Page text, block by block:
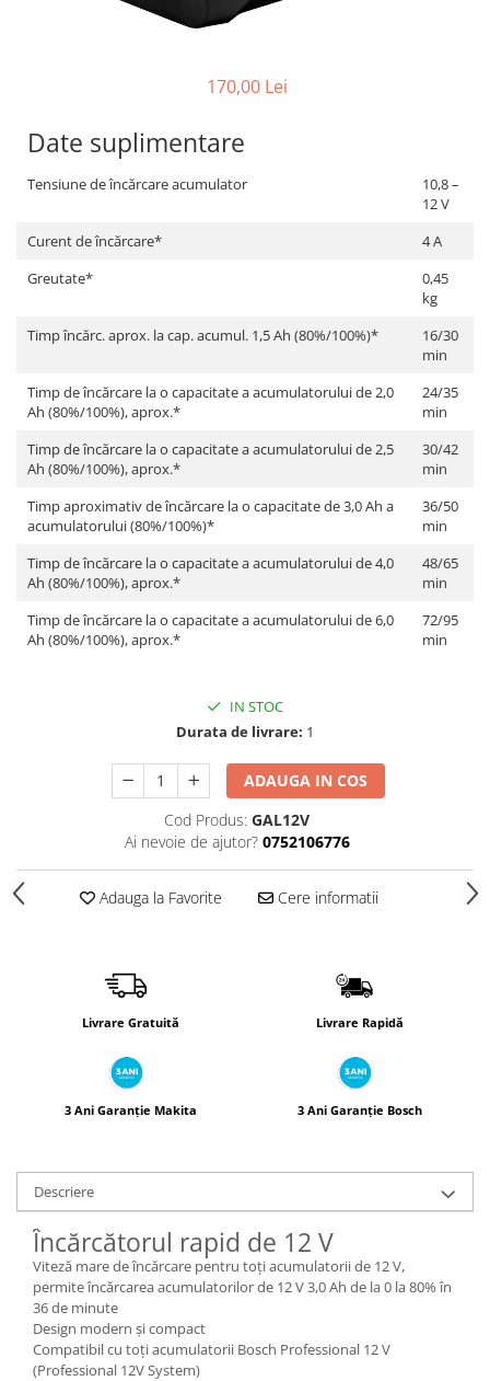
Mașini de Găurit și Înșurubat
Mașini de Înșurubat cu Impact
Mașini Înșurubat pentru Gips
Pulverizatoare
Suflante
Vibratoare Beton
Încărcătoare
Mașini de Frezat Nuturi
Mașini de Polișat
Mașini de Tuns Gard Viu
Mașini de Înșurubat cu Impuls
Mașini de Înșurubat pentru Gips
Multicutter
Polizoare de Banc
Polizoare Drepte
Polizoare Unghiulare
Suflante
Tăiere cu Ferăstraie Sabie
Tăiere, Degroşare şi Periere
Diamant
uleiuri
Valize de Protecție
Șlefuire și Lustruire
Suflante de Grădină
170,00 Lei
Date suplimentare
Tensiune de încărcare acumulator
10,8 –
12 V
Curent de încărcare*
4 A
Greutate*
0,45
kg
Timp încărc. aprox. la cap. acumul. 1,5 Ah (80%/100%)*
16/30
min
Timp de încărcare la o capacitate a acumulatorului de 2,0
Ah (80%/100%), aprox.*
24/35
min
Timp de încărcare la o capacitate a acumulatorului de 2,5
Ah (80%/100%), aprox.*
30/42
min
Timp aproximativ de încărcare la o capacitate de 3,0 Ah a
acumulatorului (80%/100%)*
36/50
min
Timp de încărcare la o capacitate a acumulatorului de 4,0
Ah (80%/100%), aprox.*
48/65
min
Timp de încărcare la o capacitate a acumulatorului de 6,0
Ah (80%/100%), aprox.*
72/95
min
IN STOC
Durata de livrare: 1
ADAUGA IN COS
Cod Produs: GAL12V
Ai nevoie de ajutor? 0752106776
Adauga la Favorite Cere informatii
Livrare Gratuită Livrare Rapidă
3 Ani Garanție Makita 3 Ani Garanție Bosch
Descriere
Încărcătorul rapid de 12 V
Viteză mare de încărcare pentru toţi acumulatorii de 12 V,
permite încărcarea acumulatorilor de 12 V 3,0 Ah de la 0 la 80% în
36 de minute
Design modern şi compact
Compatibil cu toţi acumulatorii Bosch Professional 12 V
(Professional 12V System)